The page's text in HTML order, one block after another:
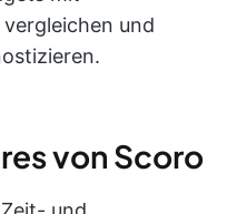
und
von Scoro